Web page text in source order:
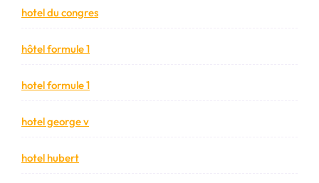
hotel du congres
hôtel formule 1
hotel formule 1
hotel george v
hotel hubert